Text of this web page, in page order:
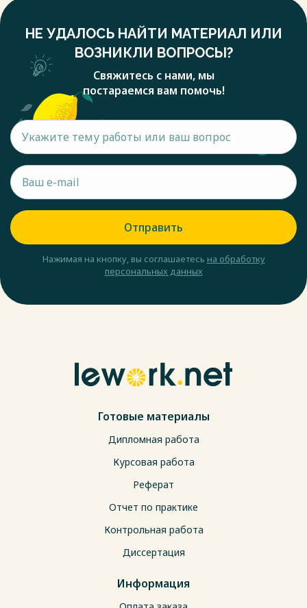
НЕ УДАЛОСЬ НАЙТИ МАТЕРИАЛ ИЛИ
ВОЗНИКЛИ ВОПРОСЫ?
Свяжитесь с нами, мы
постараемся вам помочь!
Отправить
Нажимая на кнопку, вы соглашаетесь на обработку
персональных данных
Готовые материалы
Дипломная работа
Курсовая работа
Реферат
Отчет по практике
Контрольная работа
Диссертация
Информация